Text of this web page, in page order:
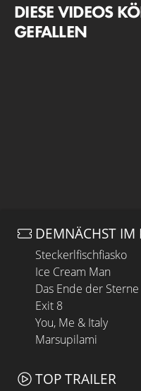
DIESE VIDEOS
GEFALLEN
DEMNÄCHST IM
Steckerlfischfiasko
Ice Cream Man
Das Ende der Sterne
Exit 8
You, Me & Italy
Marsupilami
TOP TRAILER